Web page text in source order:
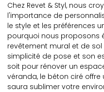
Chez Revet & Styl, nous
l'importance de
le style et les préférences
pourquoi nous proposons
revêtement mural et de
simplicité de pose et son
soit pour rénover un
véranda, le béton ciré
saura sublimer votre